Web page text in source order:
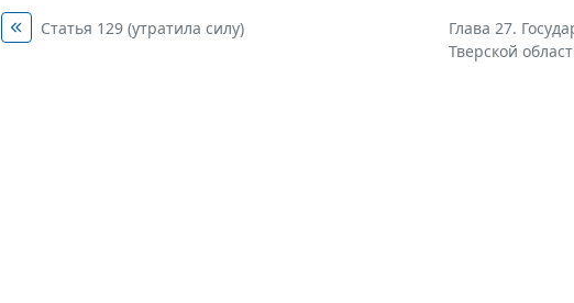
Статья 129 (утратила силу)
Глава 27.
Тверской